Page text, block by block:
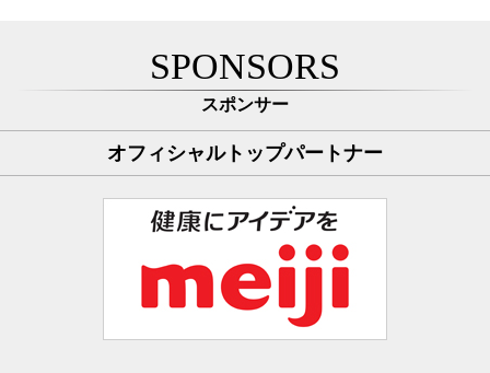
SPONSORS
スポンサー
オフィシャルトップパートナー